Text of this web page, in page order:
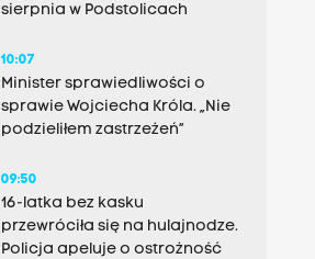
sierpnia w Podstolicach
10:07
Minister sprawiedliwości o
sprawie Wojciecha Króla. „Nie
podzieliłem zastrzeżeń”
09:50
16-latka bez kasku
przewróciła się na hulajnodze.
Policja apeluje o ostrożność